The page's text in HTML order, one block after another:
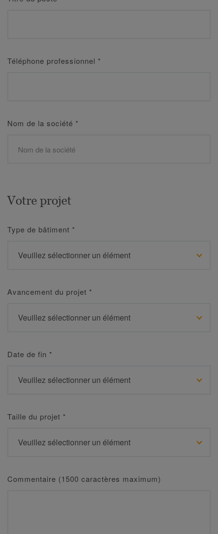
Téléphone professionnel *
Nom de la société *
Votre projet
Type de bâtiment *
Avancement du projet *
Date de fin *
Taille du projet *
Commentaire (1500 caractères maximum)